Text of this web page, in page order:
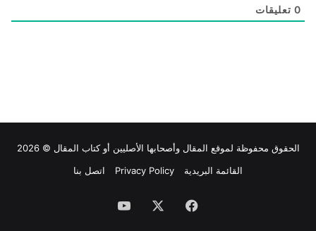
0 تعليقات
الحقوق محفوظة لموقع المقال وأصحابها الأصليين أو كتاب المقال © 2026
القائمة البريدية
Privacy Policy اتصل بنا
فيسبوك ‫YouTube